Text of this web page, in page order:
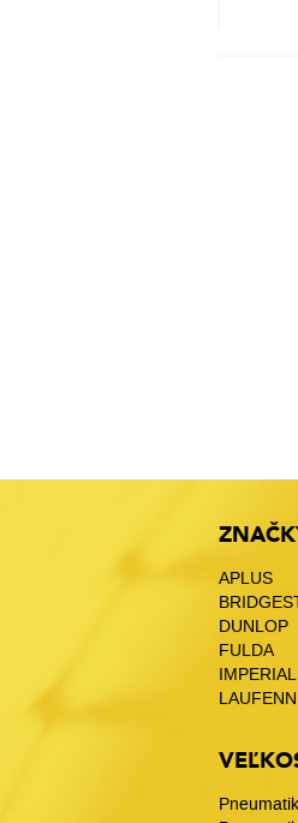
APLUS
DUNLOP
FULDA
IMPERIAL
LAUFENN